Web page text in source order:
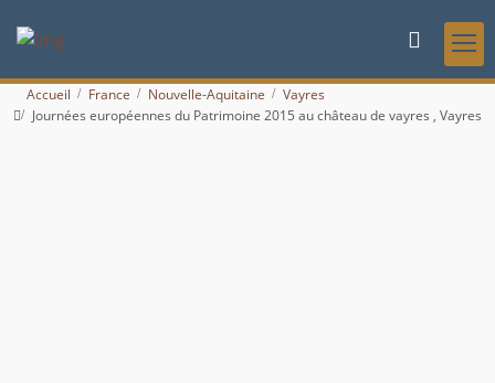
Accueil France Nouvelle-Aquitaine
Vayres
Journées européennes du Patrimoine 2015 au château de vayres , Vayres